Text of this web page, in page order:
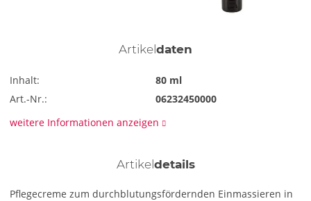
Artikeldaten
Inhalt:
80 ml
Art.-Nr.:
06232450000
weitere Informationen anzeigen
Artikeldetails
Pflegecreme zum durchblutungsfördernden Einmassieren in